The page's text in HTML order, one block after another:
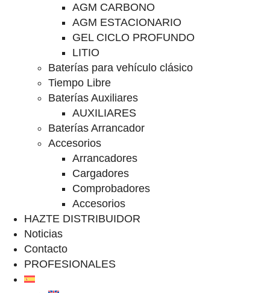
AGM CARBONO
AGM ESTACIONARIO
GEL CICLO PROFUNDO
LITIO
Baterías para vehículo clásico
Tiempo Libre
Baterías Auxiliares
AUXILIARES
Baterías Arrancador
Accesorios
Arrancadores
Cargadores
Comprobadores
Accesorios
HAZTE DISTRIBUIDOR
Noticias
Contacto
PROFESIONALES